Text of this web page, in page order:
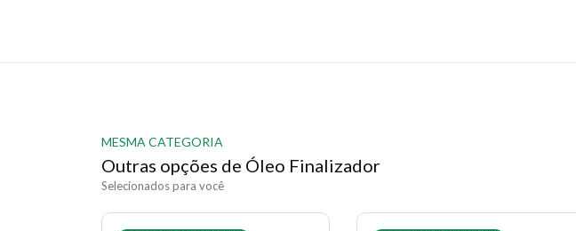
MESMA CATEGORIA
Outras opções de Óleo Finalizador
Selecionados para você